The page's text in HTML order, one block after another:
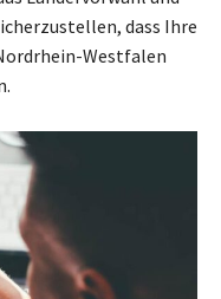
dass Ihre
Westfalen